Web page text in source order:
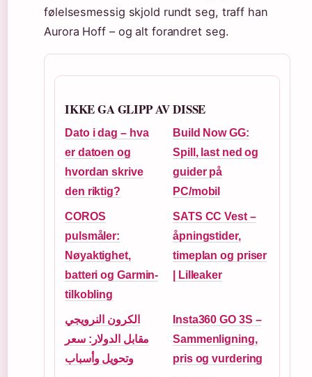
følelsesmessig skjold rundt seg, traff han
Aurora Hoff – og alt forandret seg.
IKKE GA GLIPP AV DISSE
Dato i dag – hva
er datoen og
hvordan skrive
den riktig?
Build Now GG:
Spill, last ned og
guider på
PC/mobil
COROS
pulsmåler:
Nøyaktighet,
batteri og Garmin-
tilkobling
SATS CC Vest –
åpningstider,
timeplan og priser
| Lilleaker
الكرون النرويجي
مقابل الدولار: سعر
وتحويل وأسباب
Insta360 GO 3S –
Sammenligning,
pris og vurdering